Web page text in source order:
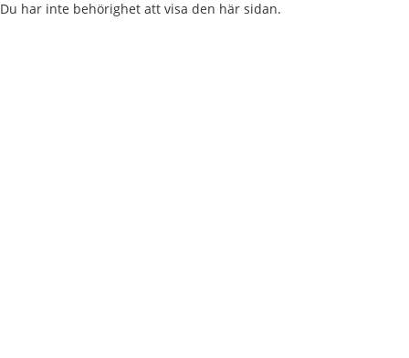
Du har inte behörighet att visa den här sidan.